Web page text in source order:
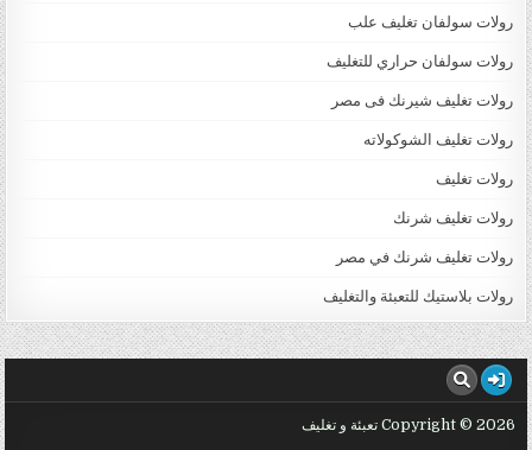
رولات سولفان تغليف علب
رولات سولفان حراري للتغليف
رولات تغليف شيرنك فى مصر
رولات تغليف الشوكولاته
رولات تغليف
رولات تغليف شرنك
رولات تغليف شرنك في مصر
رولات بلاستيك للتعبئة والتغليف
Copyright © 2026 تعبئة و تغليف